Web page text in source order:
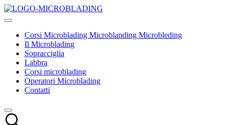
Skip
to
Microbleding
Tecniche
insegnamenti
base
Corsi Microblading Microblanding Microbleding
Il Microblading
Sopracciglia
Labbra
Corsi microblading
Operatori Microblading
Contatti